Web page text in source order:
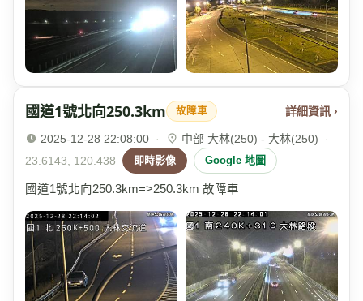
國道1號北向250.3km 故障車 詳細資訊 ›
2025-12-28 22:08:00 · 中部 大林(250) - 大林(250)
·
23.6143, 120.438
即時影像 Google 地圖
國道1號北向250.3km=>250.3km 故障車